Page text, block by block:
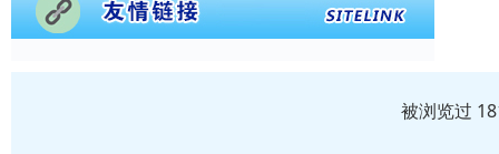
被浏览过